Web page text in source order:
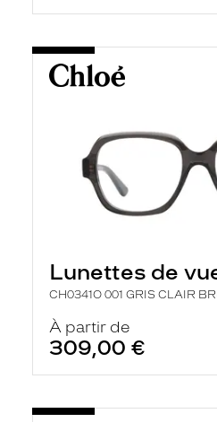
Lunettes de
CH0341O 001 GRIS CLAIR
À partir de
309,00 €